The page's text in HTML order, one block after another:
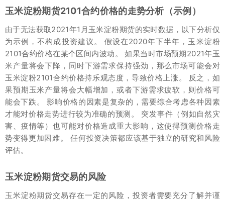
玉米淀粉期货2101合约价格的走势分析（示例）
由于无法获取2021年1月玉米淀粉期货的实时数据，以下分析仅
为示例，不构成投资建议。 假设在2020年下半年，玉米淀粉
2101合约价格在某个区间内波动。 如果当时市场预期2021年玉
米产量将会下降，同时下游需求保持强劲，那么市场可能会对
玉米淀粉2101合约价格持乐观态度，导致价格上涨。 反之，如
果预期玉米产量将会大幅增加，或者下游需求疲软，则价格可
能会下跌。 影响价格的因素是复杂的，需要综合考虑各种因素
才能对价格走势进行较为准确的预测。 突发事件（例如自然灾
害、疫情等）也可能对价格造成重大影响，这使得预测价格走
势变得更加困难。 任何投资决策都应该基于独立的研究和风险
评估。
玉米淀粉期货交易的风险
玉米淀粉期货交易存在一定的风险，投资者需要充分了解并谨